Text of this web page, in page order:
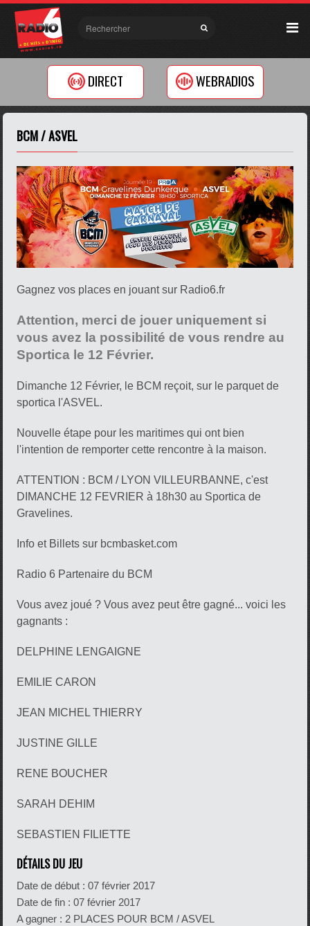
DIRECT WEBRADIOS
BCM / ASVEL
Gagnez vos places en jouant sur Radio6.fr
Attention, merci de jouer uniquement si
vous avez la possibilité de vous rendre au
Sportica le 12 Février.
Dimanche 12 Février, le BCM reçoit, sur le parquet de
sportica l'ASVEL.
Nouvelle étape pour les maritimes qui ont bien
l'intention de remporter cette rencontre à la maison.
ATTENTION : BCM / LYON VILLEURBANNE, c'est
DIMANCHE 12 FEVRIER à 18h30 au Sportica de
Gravelines.
Info et Billets sur bcmbasket.com
Radio 6 Partenaire du BCM
Vous avez joué ? Vous avez peut être gagné... voici les
gagnants :
DELPHINE LENGAIGNE
EMILIE CARON
JEAN MICHEL THIERRY
JUSTINE GILLE
RENE BOUCHER
SARAH DEHIM
SEBASTIEN FILIETTE
DÉTAILS DU JEU
Date de début :07 février 2017
Date de fin :07 février 2017
A gagner : 2 PLACES POUR BCM / ASVEL